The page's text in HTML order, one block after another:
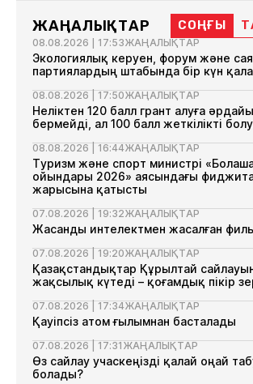
ЖАҢАЛЫҚТАР СОҢҒЫ
08.08.2026 | 17:53ЖАҢАЛЫҚТАР
Экологиялық керуен, форум және
партиялардың штабында бір күн
08.08.2026 | 17:50ЖАҢАЛЫҚТАР
Неліктен 120 балл грант алуға
бермейді, ал 100 балл жеткілікті
08.08.2026 | 16:44ЖАҢАЛЫҚТАР
Туризм және спорт министрі
ойындары 2026» аясындағы
жарысына қатысты
07.08.2026 | 19:32ЖАҢАЛЫҚТАР
Жасанды интелектмен жасалған
07.08.2026 | 19:20ЖАҢАЛЫҚТАР
Қазақстандықтар Құрылтай
жақсылық күтеді – қоғамдық пікір
07.08.2026 | 17:34ЖАҢАЛЫҚТАР
Қауіпсіз атом ғылымнан басталады
07.08.2026 | 17:31 ЖАҢАЛЫҚТАР
Өз сайлау учаскеңізді қалай оңай
болады?